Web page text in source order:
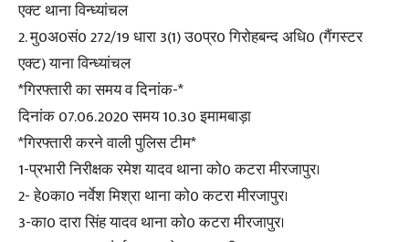
एक्ट थाना विन्ध्यांचल
2. मु0अ0सं0 272/19 धारा 3(1) उ0प्र0 गिरोहबन्द अधि0 (गैंगस्टर
एक्ट) याना विन्ध्यांचल
*गिरफ्तारी का समय व दिनांक-*
दिनांक 07.06.2020 समय 10.30 इमामबाड़ा
*गिरफ्तारी करने वाली पुलिस टीम*
1-प्रभारी निरीक्षक रमेश यादव थाना को0 कटरा मीरजापुर।
2- हे0का0 नर्वेश मिश्रा थाना को0 कटरा मीरजापुर।
3-का0 दारा सिंह यादव थाना को0 कटरा मीरजापुर।